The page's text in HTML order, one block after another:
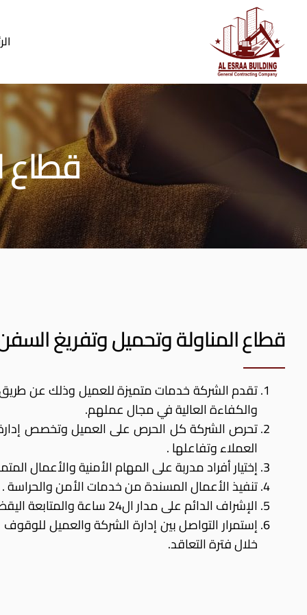
content
قطاع
قطاع المناولة وتحميل وتفريغ
تقدم الشركة خدمات متميزة للعميل وذلك عن
والكفاءة العالية في مجال عملهم.
تحرص الشركة كل الحرص على العميل وتخصص إدارة
العملاء وتفاعلها .
إختيار أفراد مدربة على المهام الأمنية والأعمال
تنفيذ الأعمال المسندة من خدمات الأمن والحراسة .
الإشراف الدائم على مدار ال24 ساعة والمتابعة اليقظة للتحقق من جدية العمل.
إستمرار التواصل بين إدارة الشركة والعميل
خلال فترة التعاقد.